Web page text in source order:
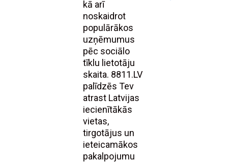
kā arī
noskaidrot
populārākos
uzņēmumus
pēc sociālo
tīklu lietotāju
skaita. 8811.LV
palīdzēs Tev
atrast Latvijas
iecienītākās
vietas,
tirgotājus un
ieteicamākos
pakalpojumu